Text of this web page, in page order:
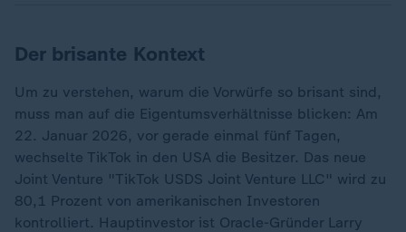
Der brisante Kontext
Um zu verstehen, warum die Vorwürfe so brisant sind,
muss man auf die Eigentumsverhältnisse blicken: Am
22. Januar 2026, vor gerade einmal fünf Tagen,
wechselte TikTok in den USA die Besitzer. Das neue
Joint Venture "TikTok USDS Joint Venture LLC" wird zu
80,1 Prozent von amerikanischen Investoren
kontrolliert. Hauptinvestor ist Oracle-Gründer Larry